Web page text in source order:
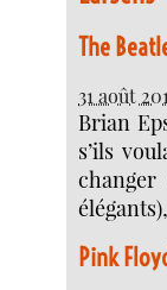
The
31 août
Brian
s’ils
Pink